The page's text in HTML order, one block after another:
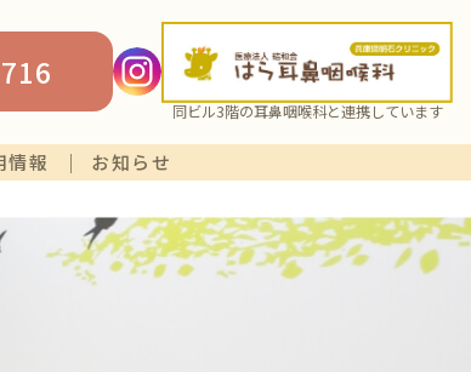
同ビル3階の耳鼻咽喉科と連携しています
情報 お知らせ